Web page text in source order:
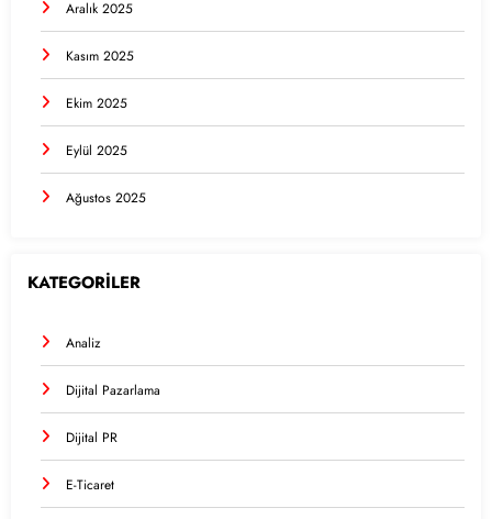
Aralık 2025
Kasım 2025
Ekim 2025
Eylül 2025
Ağustos 2025
KATEGORİLER
Analiz
Dijital Pazarlama
Dijital PR
E-Ticaret